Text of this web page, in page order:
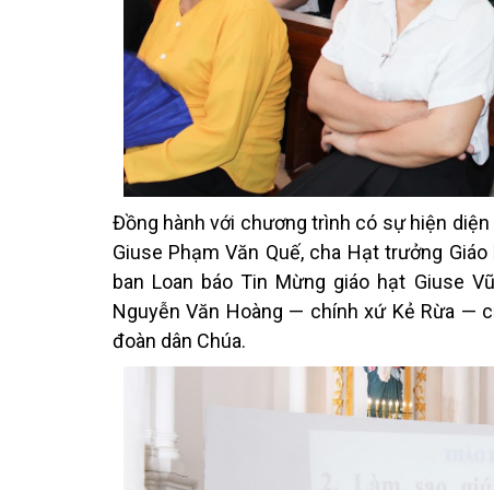
Đồng hành với chương trình có sự hiện
Giuse Phạm Văn Quế, cha Hạt trưởng
ban Loan báo Tin Mừng giáo hạt Giuse
Nguyễn Văn Hoàng — chính xứ Kẻ Rừa —
đoàn dân Chúa.